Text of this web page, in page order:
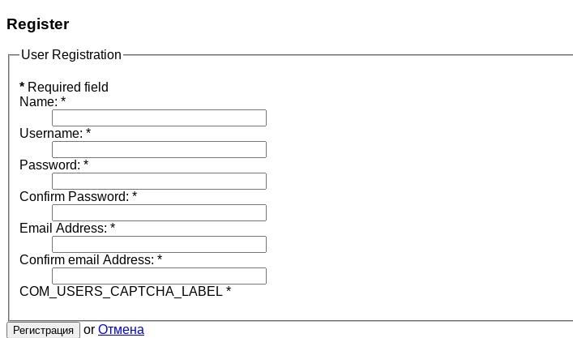
Register
User Registration
* Required field
Name: *
Username: *
Password: *
Confirm Password: *
Email Address: *
Confirm email Address: *
COM_USERS_CAPTCHA_LABEL *
Регистрация or Отмена